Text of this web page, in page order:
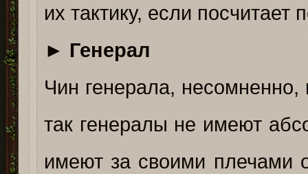
их тактику, если
► Генерал
Чин генерала,
так генералы не имеют
имеют за своими плечами